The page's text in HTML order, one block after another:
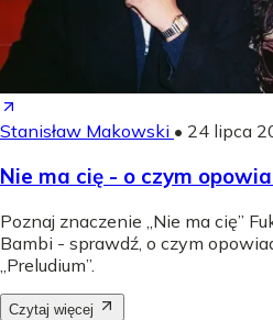
Stanisław Makowski • 24 lipca
Nie ma cię - o czym
Poznaj znaczenie „Nie ma cię”
Bambi - sprawdź, o czym
„Preludium”.
Czytaj więcej